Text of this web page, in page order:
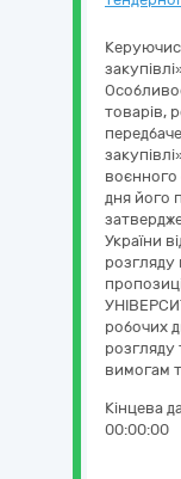
товарів,
воєнного
дня його
України
розгляду
робочих
розгляду
вимогам
Кінцева
00:00:00